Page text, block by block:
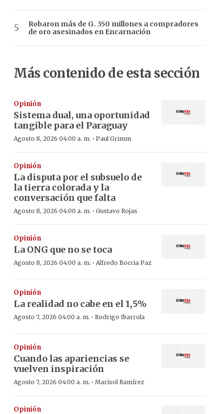
Robaron más de G. 350 millones a compradores
de oro asesinados en Encarnación
Más contenido de esta sección
Opinión
Sistema dual, una oportunidad
tangible para el Paraguay
Agosto 8, 2026 04:00 a. m. · Paul Grimm
Opinión
La disputa por el subsuelo de
la tierra colorada y la
conversación que falta
Agosto 8, 2026 04:00 a. m. · Gustavo Rojas
Opinión
La ONG que no se toca
Agosto 8, 2026 04:00 a. m. · Alfredo Boccia Paz
Opinión
La realidad no cabe en el 1,5%
Agosto 7, 2026 04:00 a. m. · Rodrigo Ibarrola
Opinión
Cuando las apariencias se
vuelven inspiración
Agosto 7, 2026 04:00 a. m. · Marisol Ramírez
Opinión